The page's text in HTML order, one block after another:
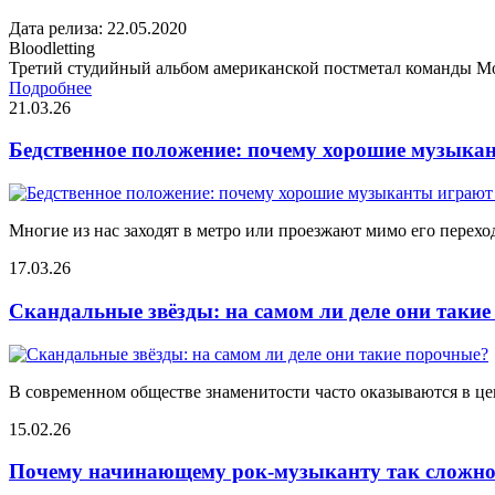
Дата релиза: 22.05.2020
Bloodletting
Третий студийный альбом американской постметал команды
Подробнее
21.03.26
Бедственное положение: почему хорошие
Многие из нас заходят в метро или проезжают мимо его
17.03.26
Скандальные звёзды: на самом ли деле они
В современном обществе знаменитости часто оказываются в
15.02.26
Почему начинающему рок-музыканту так сложно